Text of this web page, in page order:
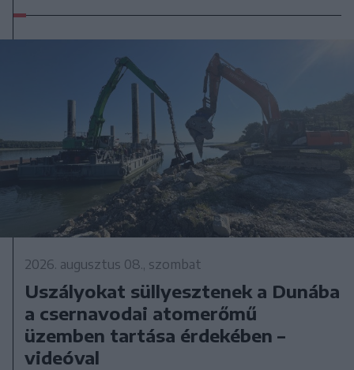
2026. augusztus 08., szombat
Uszályokat süllyesztenek a Dunába
a csernavodai atomerőmű
üzemben tartása érdekében –
videóval